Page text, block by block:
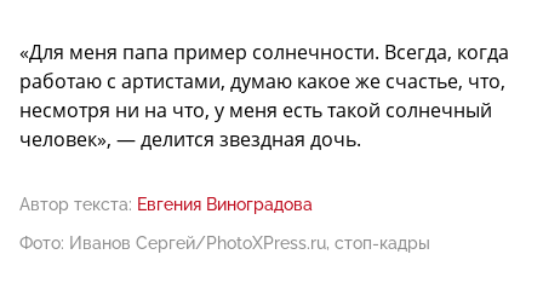
«Для меня папа пример солнечности. Всегда, когда
работаю с артистами, думаю какое же счастье, что,
несмотря ни на что, у меня есть такой солнечный
человек», — делится звездная дочь.
Автор текста: Евгения Виноградова
Фото: Иванов Сергей/PhotoXPress.ru, стоп-кадры